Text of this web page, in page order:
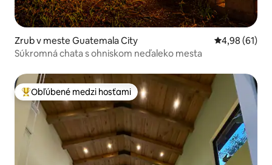
Zrub v meste Guatemala City Priemerné
4,98 (61)
Súkromná chata s ohniskom neďaleko mesta
Najobľúbenejšie medzi hosťami
Obľúbené medzi hosťami